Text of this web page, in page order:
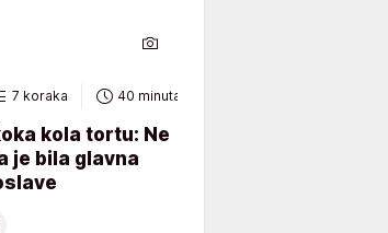
7 koraka 40 minuta
kola tortu: Ne
je bila glavna